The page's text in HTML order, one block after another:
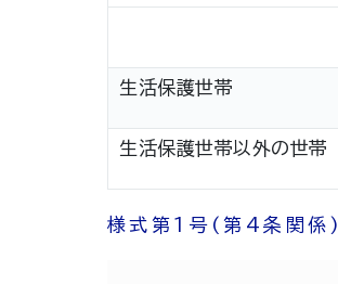
生活保護世帯
生活保護世帯以外の世帯
様式第1号 (第4条関係)